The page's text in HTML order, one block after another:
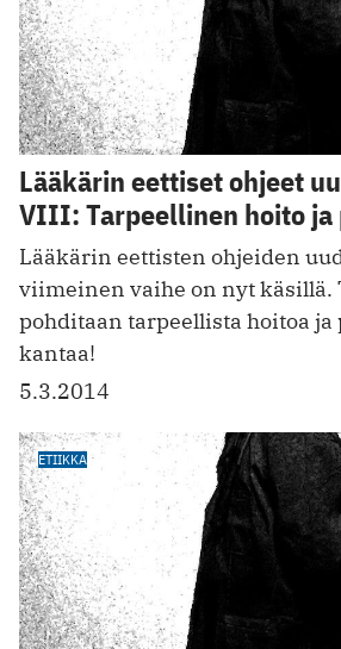
Lääkärin eettiset ohjeet
VIII: Tarpeellinen hoito
Lääkärin eettisten ohjeiden
viimeinen vaihe on nyt käsillä.
pohditaan tarpeellista hoitoa ja
kantaa!
5.3.2014
ETIIKKA